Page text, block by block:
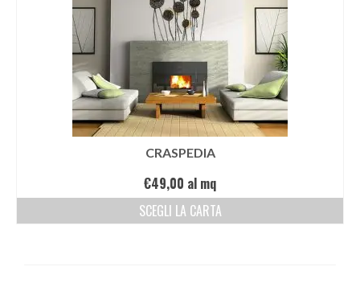
CRASPEDIA
€49,00 al mq
SCEGLI LA CARTA